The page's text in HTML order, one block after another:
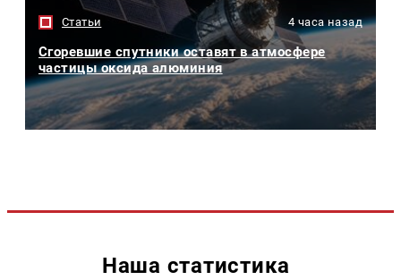
Статьи 4 часа назад
Сгоревшие спутники оставят в атмосфере
частицы оксида алюминия
Наша статистика